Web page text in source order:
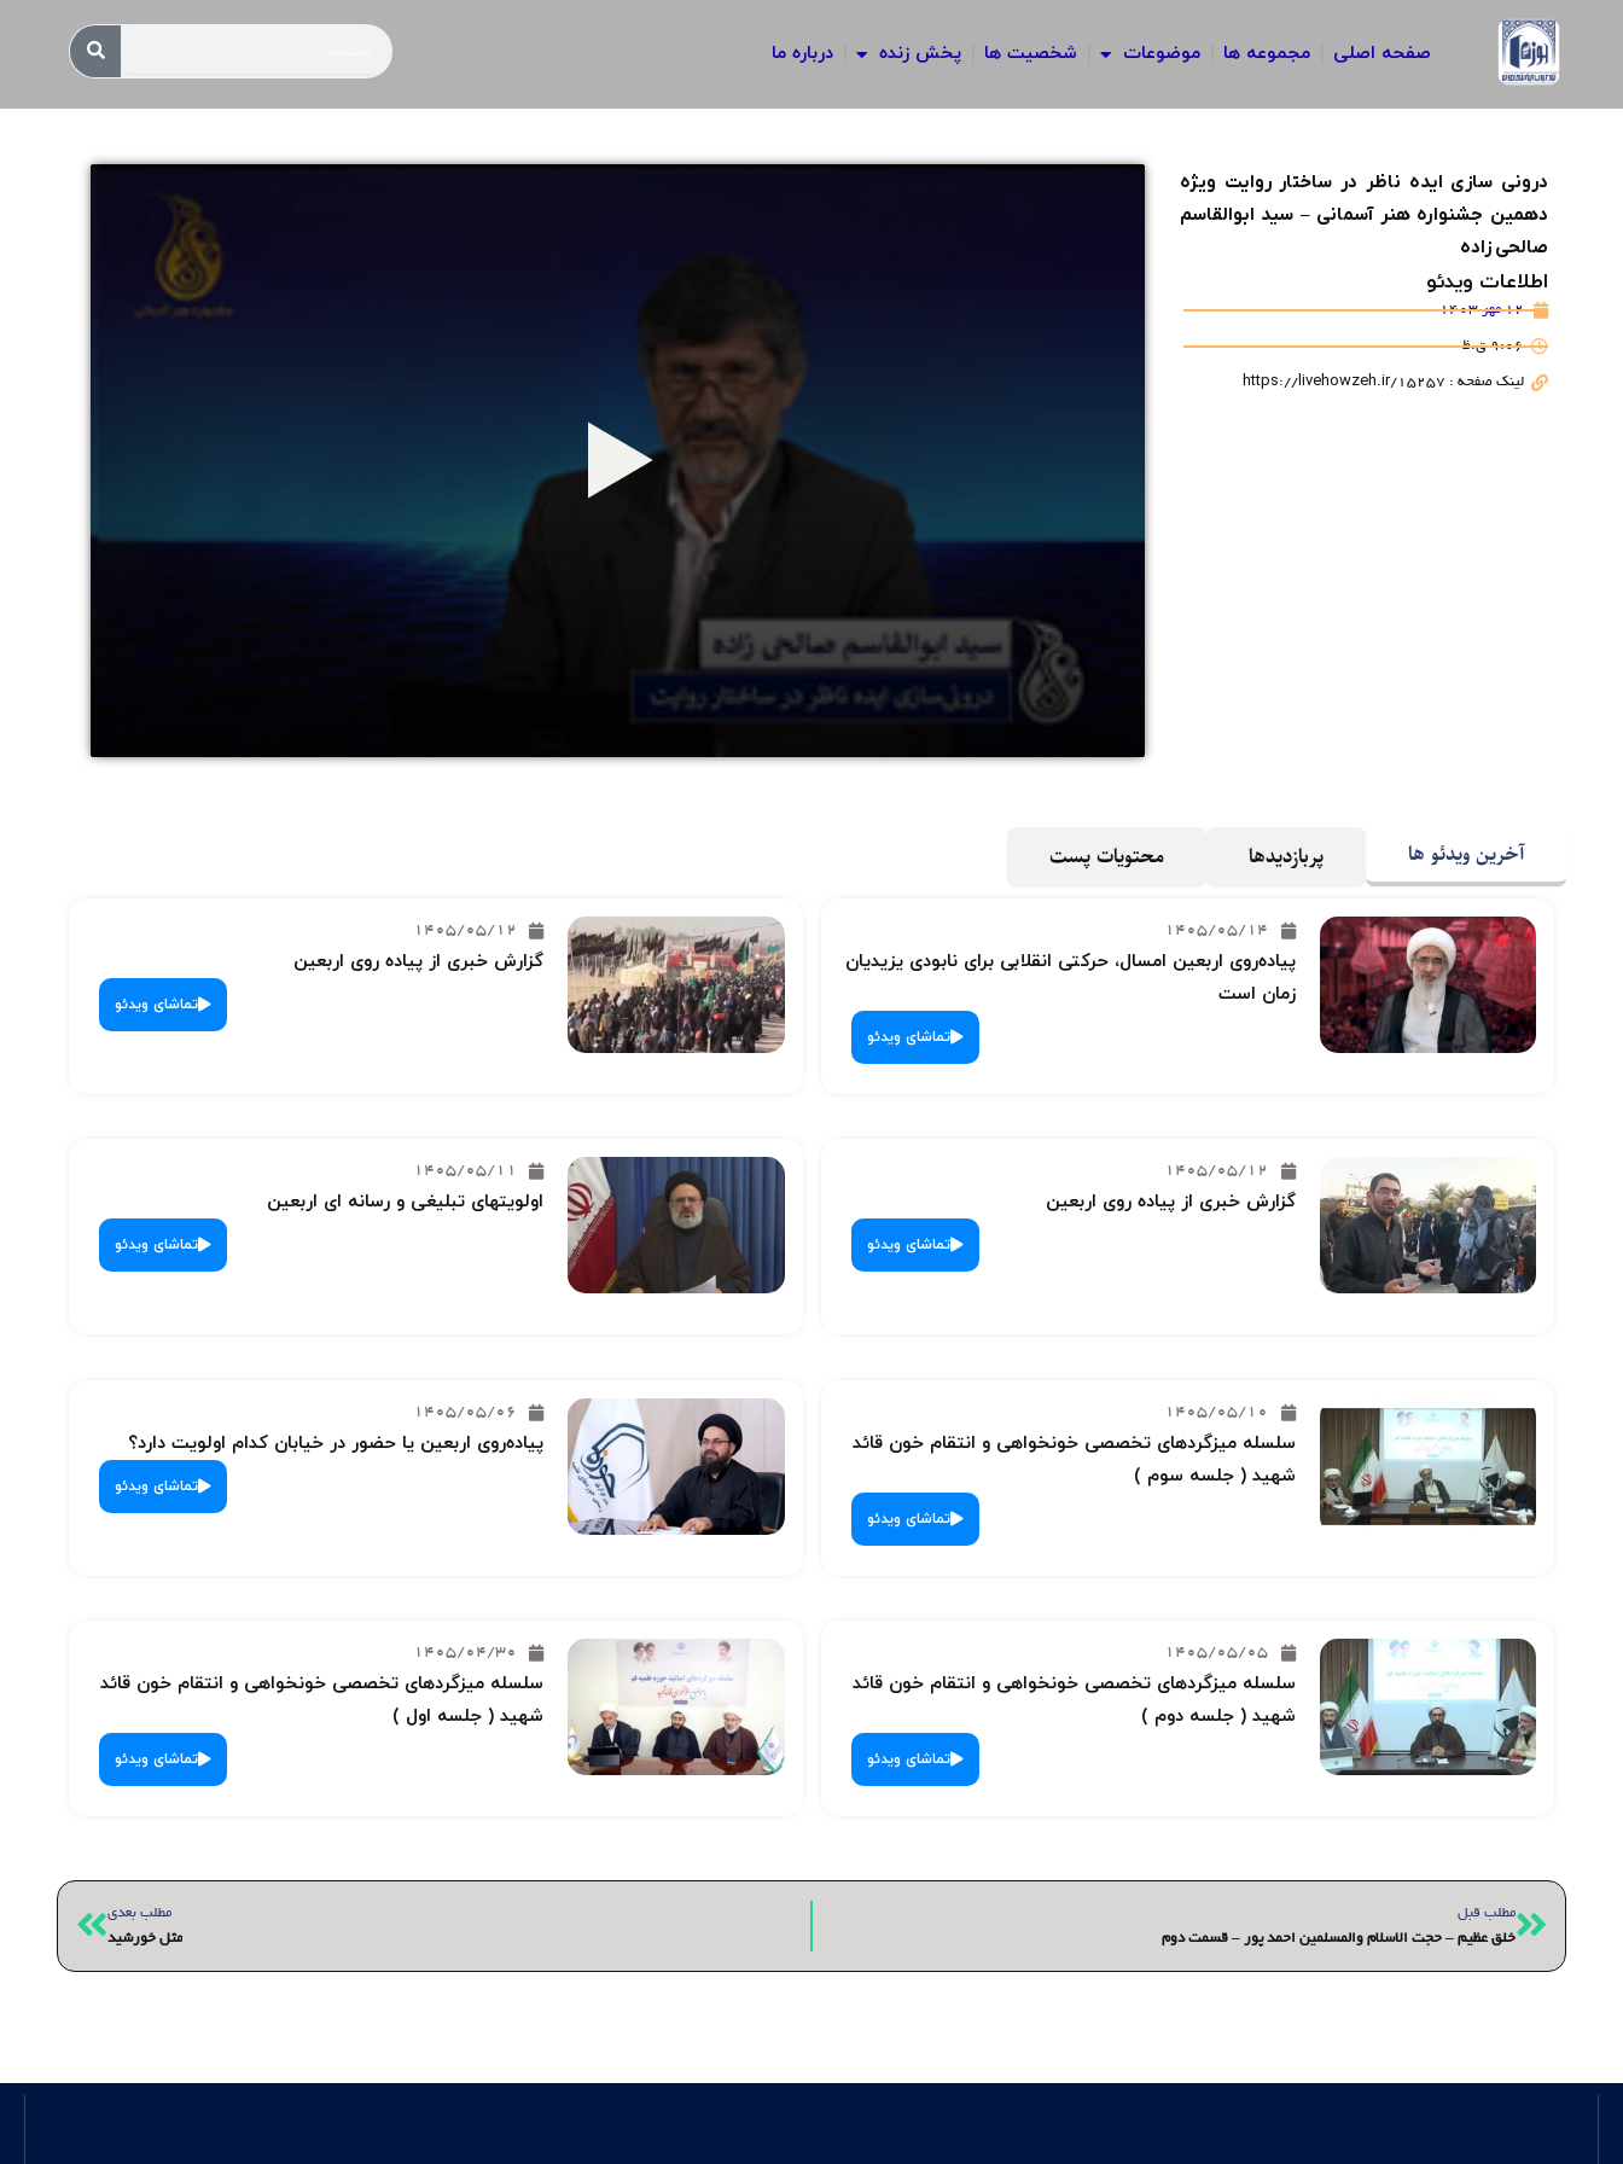
صفحه اصلی مجموعه ها موضوعات شخصیت ها پخش زنده درباره ما
جستجو
درونی سازی ایده ناظر در ساختار روایت ویژه
دهمین جشنواره هنر آسمانی – سید ابوالقاسم
صالحی زاده
اطلاعات ویدئو
12 مهر 1403
9:06 ق.ظ
لینک صفحه : https://livehowzeh.ir/15257
آخرین ویدئو ها پربازدیدها محتویات پست
1405/05/14
پیاده‌روی اربعین امسال، حرکتی انقلابی برای نابودی یزیدیان
زمان است
تماشای ویدئو
1405/05/12
گزارش خبری از پیاده روی اربعین
تماشای ویدئو
1405/05/12
گزارش خبری از پیاده روی اربعین
تماشای ویدئو
1405/05/11
اولویتهای تبلیغی و رسانه ای اربعین
تماشای ویدئو
1405/05/10
سلسله میزگردهای تخصصی خونخواهی و انتقام خون قائد
شهید ( جلسه سوم )
تماشای ویدئو
1405/05/06
پیاده‌روی اربعین یا حضور در خیابان کدام اولویت دارد؟
تماشای ویدئو
1405/05/05
سلسله میزگردهای تخصصی خونخواهی و انتقام خون قائد
شهید ( جلسه دوم )
تماشای ویدئو
1405/04/30
سلسله میزگردهای تخصصی خونخواهی و انتقام خون قائد
شهید ( جلسه اول )
تماشای ویدئو
قبلیمطلب قبل
خلق عظیم – حجت الاسلام والمسلمین احمد پور – قسمت دوم
مطلب بعدی
مثل خورشید
بعدی